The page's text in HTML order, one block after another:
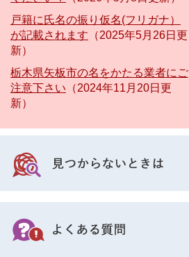
戸籍に氏名の振り仮名(フリガナ）
が記載されます
2025年5月26日更
新
栃木県矢板市の名をかたる業者にご
注意下さい
2024年11月20日更
新